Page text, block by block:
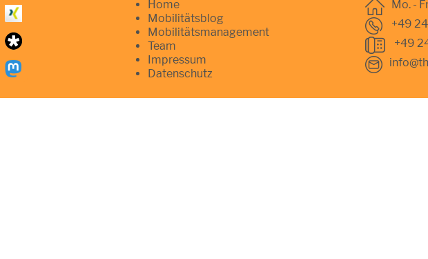
Home
Mobilitätsblog
Mobilitätsmanagement
Team
Impressum
Datenschutz
Mo. -
+49
+49